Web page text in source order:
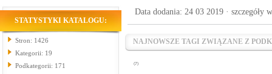
STATYSTYKI KATALOGU:
Stron: 1426
Kategorii: 19
Podkategorii: 171
Data dodania: 24 03 2019 · szczegóły
NAJNOWSZE TAGI ZWIĄZANE Z
(7)